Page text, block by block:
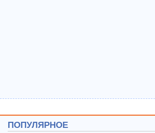
ПОПУЛЯРНОЕ